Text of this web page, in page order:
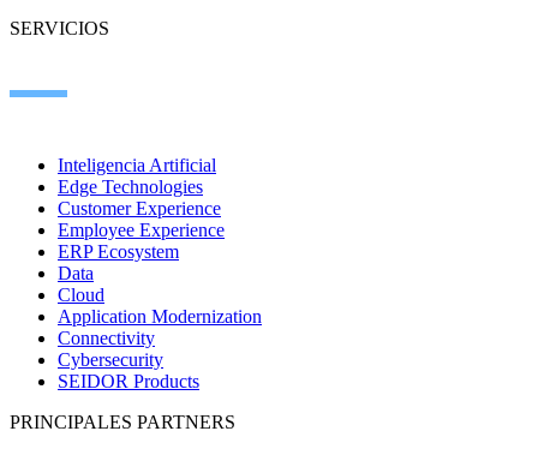
SERVICIOS
Inteligencia Artificial
Edge Technologies
Customer Experience
Employee Experience
ERP Ecosystem
Data
Cloud
Application Modernization
Connectivity
Cybersecurity
SEIDOR Products
PRINCIPALES PARTNERS